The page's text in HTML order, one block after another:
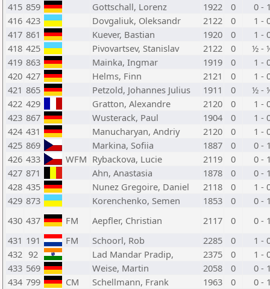
415 859 Gottschall, Lorenz 1922 0
0 -
416 423 Dovgaliuk, Oleksandr 2122 0
1 -
417 861 Kuever, Bastian 1920 0
1 -
418 425 Pivovartsev, Stanislav 2122 0
½ -
419 863 Mainka, Ingmar 1919 0
1 -
420 427 Helms, Finn 2121 0
1 -
421 865 Petzold, Johannes Julius 1911 0
½ -
422 429 Gratton, Alexandre 2120 0
1 -
423 867 Wusterack, Paul 1904 0
1 -
424 431 Manucharyan, Andriy 2120 0
1 -
425 869 Markina, Sofiia 1887 0
0 -
426 433 WFM Rybackova, Lucie 2119 0
0 -
427 871 Ahn, Anastasia 1878 0
0 -
428 435 Nunez Gregoire, Daniel 2118 0
1 -
429 873 Korenchenko, Semen 1853 0
0 -
430 437 FM Aepfler, Christian 2117 0
0 -
431 191 FM Schoorl, Rob 2285 0
1 -
432 92 Lad Mandar Pradip, 2375 0
1 -
433 569 Weise, Martin 2058 0
0 -
434 799 CM Schellmann, Frank 1963 0
0 -